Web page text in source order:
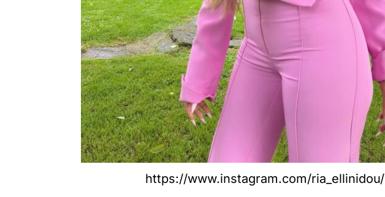
https://www.instagram.com/ria_ellinidou/